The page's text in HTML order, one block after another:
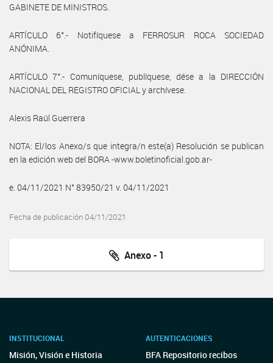
GABINETE DE MINISTROS.
ARTÍCULO 6°.- Notifíquese a FERROSUR ROCA SOCIEDAD
ANÓNIMA.
ARTÍCULO 7°.- Comuníquese, publíquese, dése a la DIRECCIÓN
NACIONAL DEL REGISTRO OFICIAL y archívese.
Alexis Raúl Guerrera
NOTA: El/los Anexo/s que integra/n este(a) Resolución se publican
en la edición web del BORA -www.boletinoficial.gob.ar-
e. 04/11/2021 N° 83950/21 v. 04/11/2021
Fecha de publicación 04/11/2021
Anexo - 1
INSTITUCIONAL
Misión, Visión e Historia
AUTENTICACIONES
BFA Repositorio recibos